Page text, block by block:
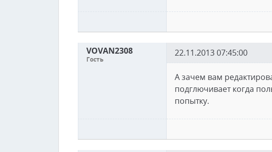
VOVAN2308
Гость
22.11.2013 07:45:00
А зачем вам
подглючивает когда
попытку.